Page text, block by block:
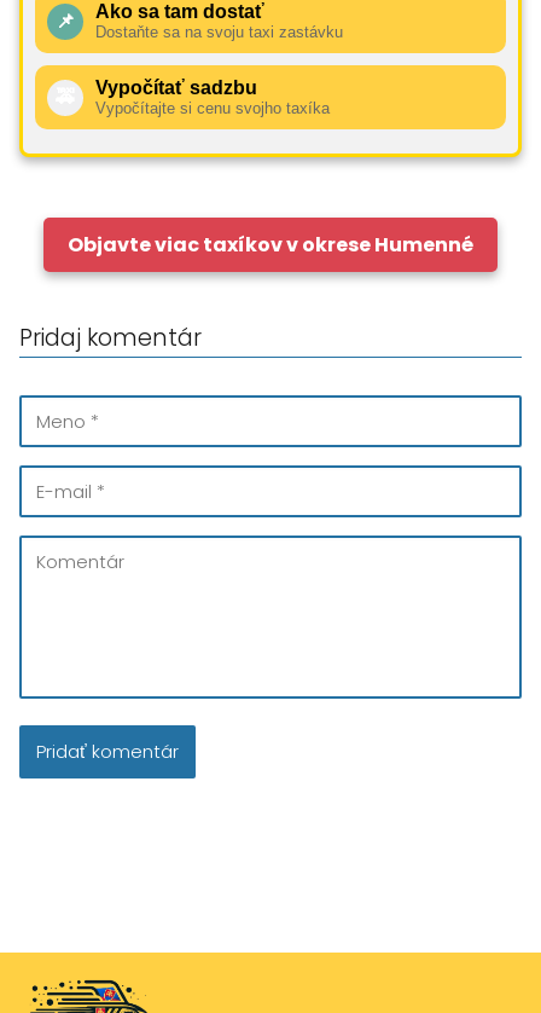
📌 Ako sa tam dostať
Dostaňte sa na svoju taxi zastávku
Vypočítať sadzbu
Vypočítajte si cenu svojho taxíka
Objavte viac taxíkov v okrese Humenné
Pridaj komentár